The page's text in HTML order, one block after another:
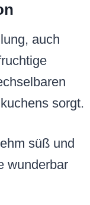
auch
sorgt.
süß und
wunderbar